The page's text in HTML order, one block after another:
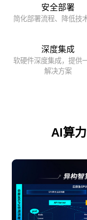
安全部署
简化部署流程、降低技
深度集成
软硬件深度集成，提供
解决方案
AI算